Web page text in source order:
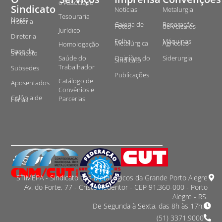
Sindicato
Nossa
História
Diretoria
Base do
Sindicato
Subsedes
Aposentados
Colônia de
Férias
o Associado
Tesouraria
Jurídico
Homologação
Saúde do
Trabalhador
Catálogo de
Convênios e
Parcerias
Notícias
Galeria de
Fotos
Folha
Metalúrgica
Opiniões do
Sindicato
Publicações
Metalurgia
Reparação
de Veículos
Máquinas
Agrícolas
Siderurgia
STIMEPA - Sindicato dos Metalurgicos da Grande Porto Alegre
Av. do Forte, 77 - Cristo Redentor - CEP 91.360-000 - Porto
Alegre - RS.
De Segunda à Sexta, das 8h às 17h.
(51) 3371.9000